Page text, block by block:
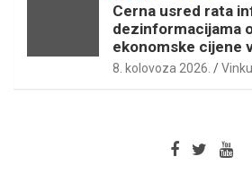
Cerna usred rata
dezinformacijama
ekonomske cijene
8. kolovoza 2026.